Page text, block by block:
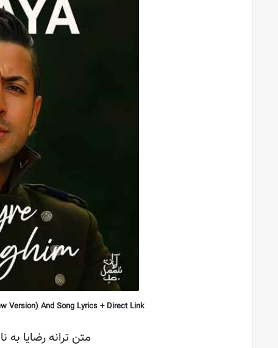
Version) And Song Lyrics + Direct Link
متن ترانه رضایا